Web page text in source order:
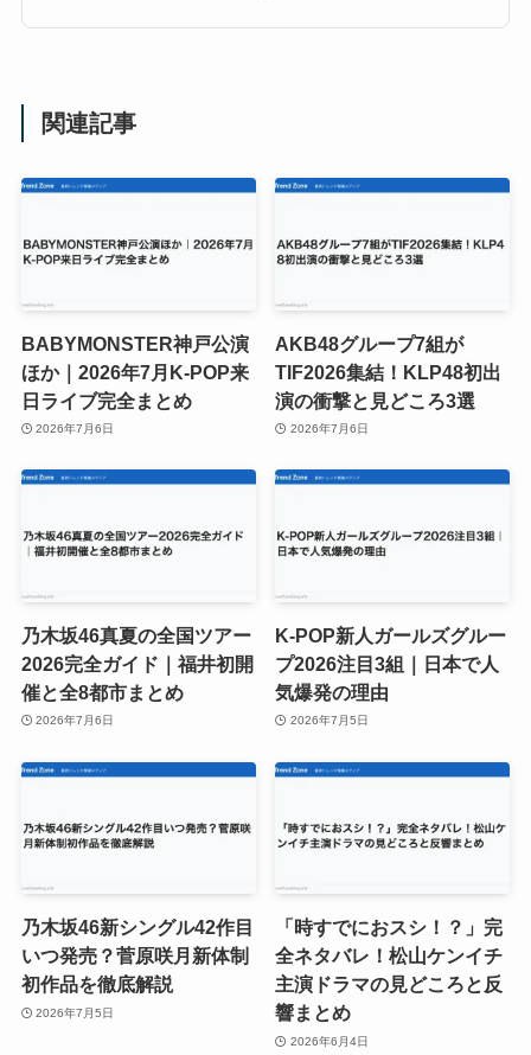
関連記事
BABYMONSTER神戸公演
ほか｜2026年7月K-POP来
日ライブ完全まとめ
2026年7月6日
AKB48グループ7組が
TIF2026集結！KLP48初出
演の衝撃と見どころ3選
2026年7月6日
乃木坂46真夏の全国ツアー
2026完全ガイド｜福井初開
催と全8都市まとめ
2026年7月6日
K-POP新人ガールズグルー
プ2026注目3組｜日本で人
気爆発の理由
2026年7月5日
乃木坂46新シングル42作目
いつ発売？菅原咲月新体制
初作品を徹底解説
2026年7月5日
「時すでにおスシ！？」完
全ネタバレ！松山ケンイチ
主演ドラマの見どころと反
響まとめ
2026年6月4日